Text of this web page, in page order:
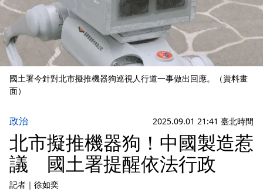
國土署今針對北市擬推機器狗巡視人行道一事做出回應。（資料畫
面）
政治 2025.09.01 21:41 臺北時間
北市擬推機器狗！中國製造惹
議 國土署提醒依法行政
記者 ｜ 徐如奕